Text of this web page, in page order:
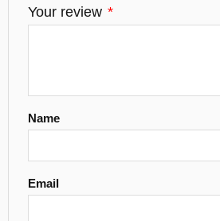
Your review *
Name
Email